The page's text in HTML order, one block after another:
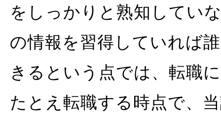
をしっかりと熟知してい
の情報を習得していれば
きるという点では、転職
たとえ転職する時点で、